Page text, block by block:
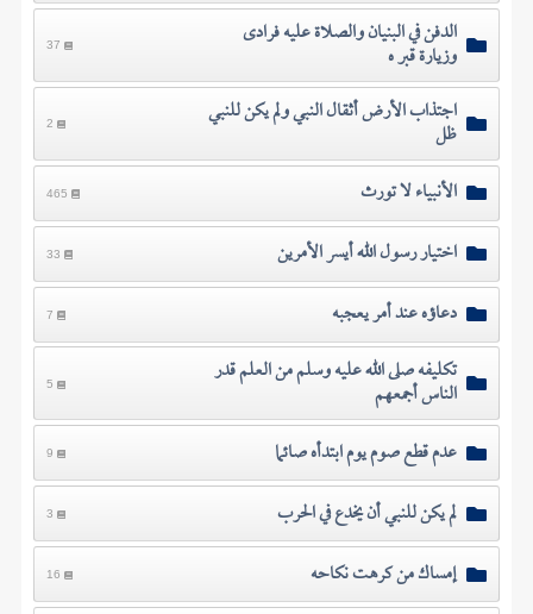
الدفن في البنيان والصلاة عليه فرادى
وزيارة قبر ه 37
اجتذاب الأرض أثقال النبي ولم يكن للنبي
ظل 2
الأنبياء لا تورث 465
اختيار رسول الله أيسر الأمرين 33
دعاؤه عند أمر يعجبه 7
تكليفه صلى الله عليه وسلم من العلم قدر
الناس أجمعهم 5
عدم قطع صوم يوم ابتدأه صائما 9
لم يكن للنبي أن يخدع في الحرب 3
إمساك من كرهت نكاحه 16